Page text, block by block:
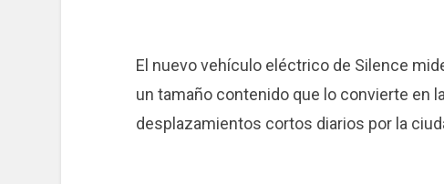
El nuevo vehículo eléctrico de Silence
un tamaño contenido que lo convierte en
desplazamientos cortos diarios por la